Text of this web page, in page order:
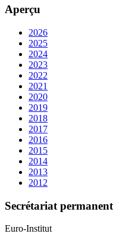
Aperçu
2026
2025
2024
2023
2022
2021
2020
2019
2018
2017
2016
2015
2014
2013
2012
Secrétariat
Euro-Institut